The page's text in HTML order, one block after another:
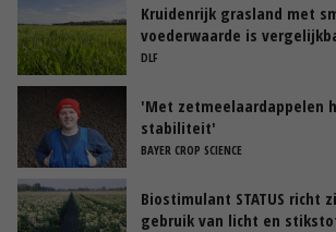
Kruidenrijk grasland met
voederwaarde is
raaigras’
DLF
'Met zetmeelaardappelen
stabiliteit'
BAYER CROP SCIENCE
Biostimulant STATUS richt
gebruik van licht en